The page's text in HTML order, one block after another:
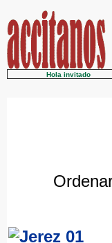
Hola invitado